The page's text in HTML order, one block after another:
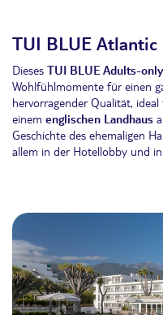
TUI BLUE
Dieses TUI BLUE Adults-
Wohlfühlmomente für einen
hervorragender Qualität,
einem englischen Landhaus
Geschichte des ehemaligen
allem in der Hotellobby und